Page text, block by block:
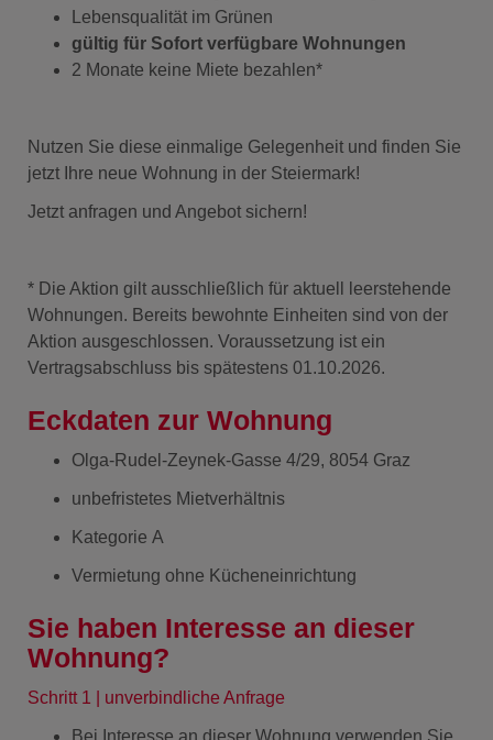
Lebensqualität im Grünen
gültig für Sofort verfügbare Wohnungen
2 Monate keine Miete bezahlen*
Nutzen Sie diese einmalige Gelegenheit und finden Sie
jetzt Ihre neue Wohnung in der Steiermark!
Jetzt anfragen und Angebot sichern!
* Die Aktion gilt ausschließlich für aktuell leerstehende
Wohnungen. Bereits bewohnte Einheiten sind von der
Aktion ausgeschlossen. Voraussetzung ist ein
Vertragsabschluss bis spätestens 01.10.2026.
Eckdaten zur Wohnung
Olga-Rudel-Zeynek-Gasse 4/29, 8054 Graz
unbefristetes Mietverhältnis
Kategorie A
Vermietung ohne Kücheneinrichtung
Sie haben Interesse an dieser
Wohnung?
Schritt 1 | unverbindliche Anfrage
Bei Interesse an dieser Wohnung verwenden Sie